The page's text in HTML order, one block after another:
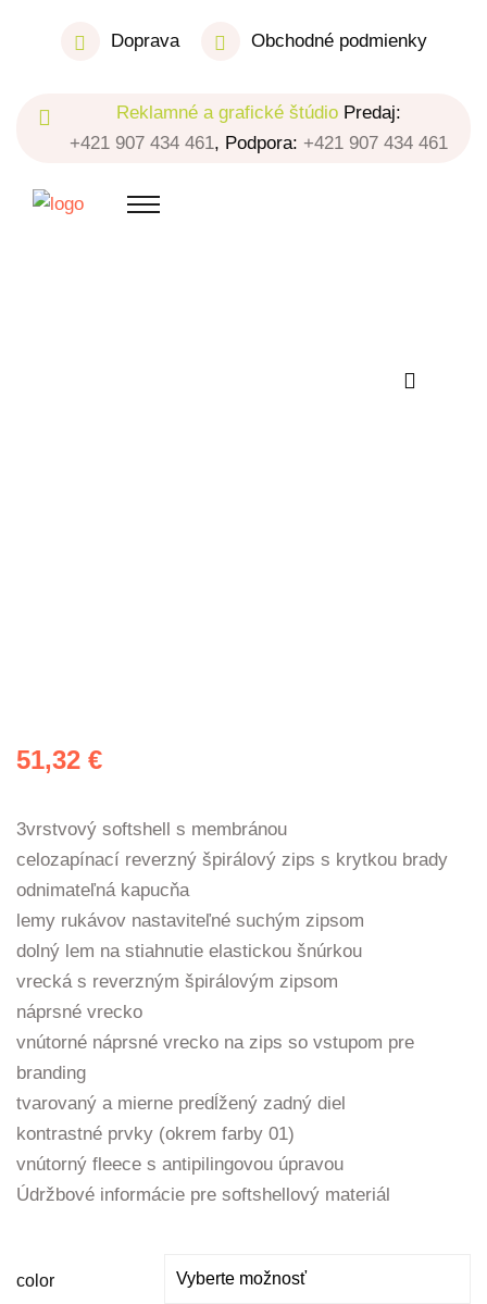
Doprava Obchodné podmienky
Reklamné a grafické štúdio Predaj:
+421 907 434 461, Podpora: +421 907 434 461
51,32 €
3vrstvový softshell s membránou
celozapínací reverzný špirálový zips s krytkou brady
odnimateľná kapucňa
lemy rukávov nastaviteľné suchým zipsom
dolný lem na stiahnutie elastickou šnúrkou
vrecká s reverzným špirálovým zipsom
náprsné vrecko
vnútorné náprsné vrecko na zips so vstupom pre
branding
tvarovaný a mierne predĺžený zadný diel
kontrastné prvky (okrem farby 01)
vnútorný fleece s antipilingovou úpravou
Údržbové informácie pre softshellový materiál
color